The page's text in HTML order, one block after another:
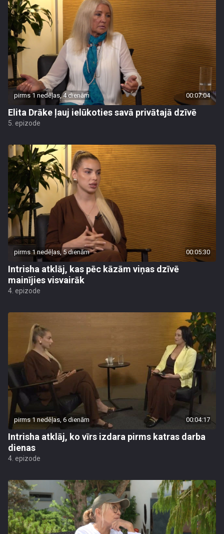
pirms 1 nedēļas, 4 dienām 00:07:04
Elita Drāke ļauj ielūkoties savā privātajā dzīvē
5. epizode
pirms 1 nedēļas, 5 dienām 00:05:30
Intrisha atklāj, kas pēc kāzām viņas dzīvē
mainījies visvairāk
4. epizode
pirms 1 nedēļas, 6 dienām 00:04:17
Intrisha atklāj, ko vīrs izdara pirms katras darba
dienas
4. epizode